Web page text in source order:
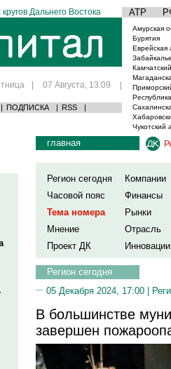
Дальнего Востока АТР
| 07 Августа, 13:09 |
| ПОДПИСКА | RSS |
Амурская
Бурятия
Еврейская
Чукотский
главная
Регион сегодня
Компании
Часовой пояс
Финансы
Тема номера
Рынки
Мнение
Отрасль
Проект ДК
Инновации
Регион сегодня
05 Декабря 2024, 17:00 |
В большинстве
завершен